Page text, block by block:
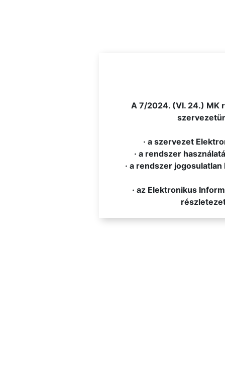
A 7/2024. (VI. 24.) MK
· a szervezet
· a rendszer
· a rendszer
· az Elektronikus